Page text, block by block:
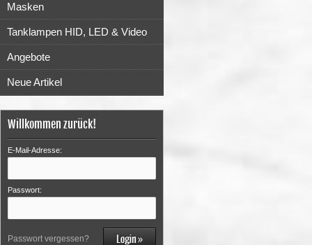
Masken
Tanklampen HID, LED & Video
Angebote
Neue Artikel
Willkommen zurück!
E-Mail-Adresse:
Passwort:
Passwort vergessen?